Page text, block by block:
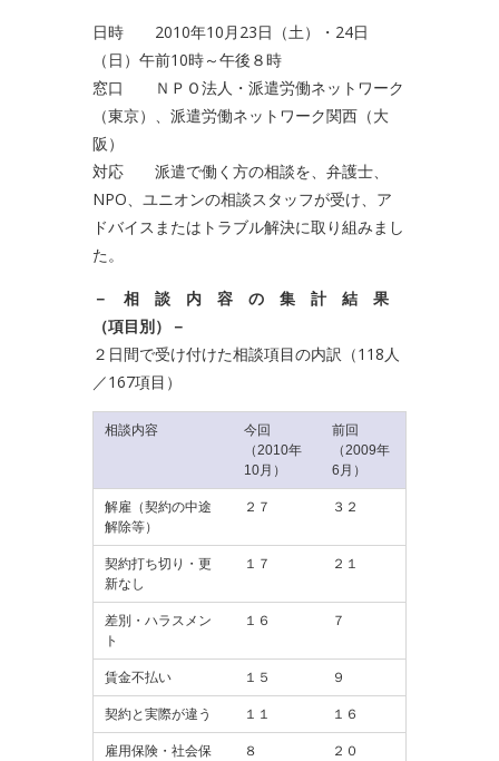
日時 2010年10月23日（土）・24日
（日）午前10時～午後８時
窓口 ＮＰＯ法人・派遣労働ネットワーク
（東京）、派遣労働ネットワーク関西（大
阪）
対応 派遣で働く方の相談を、弁護士、
NPO、ユニオンの相談スタッフが受け、ア
ドバイスまたはトラブル解決に取り組みまし
た。
－ 相 談 内 容 の 集 計 結 果
（項目別）－
２日間で受け付けた相談項目の内訳（118人
／167項目）
相談内容
今回
（2010年
10月）
前回
（2009年
6月）
解雇（契約の中途
解除等）
２７ ３２
契約打ち切り・更
新なし
１７ ２１
差別・ハラスメン
ト
１６ ７
賃金不払い １５ ９
契約と実際が違う １１ １６
雇用保険・社会保
８ ２０